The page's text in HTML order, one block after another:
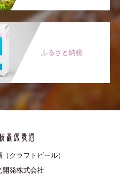
ふるさと納税
クラフトビール）
開発株式会社